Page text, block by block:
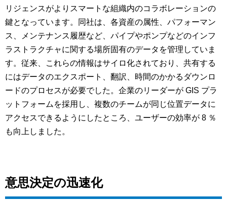
リジェンスがよりスマートな組織内のコラボレーションの
鍵となっています。同社は、各資産の属性、パフォーマン
ス、メンテナンス履歴など、パイプやポンプなどのインフ
ラストラクチャに関する場所固有のデータを管理していま
す。従来、これらの情報はサイロ化されており、共有する
にはデータのエクスポート、翻訳、時間のかかるダウンロ
ードのプロセスが必要でした。企業のリーダーが GIS プラ
ットフォームを採用し、複数のチームが同じ位置データに
アクセスできるようにしたところ、ユーザーの効率が 8 ％
も向上しました。
意思決定の迅速化